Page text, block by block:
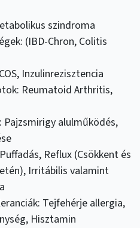
szindroma
(IBD-Chron, Colitis
Inzulinrezisztencia
Reumatoid Arthritis,
Pajzsmirigy alulműködés,
Reflux (Csökkent és
Irritábilis valamint
Tejfehérje allergia,
Hisztamin